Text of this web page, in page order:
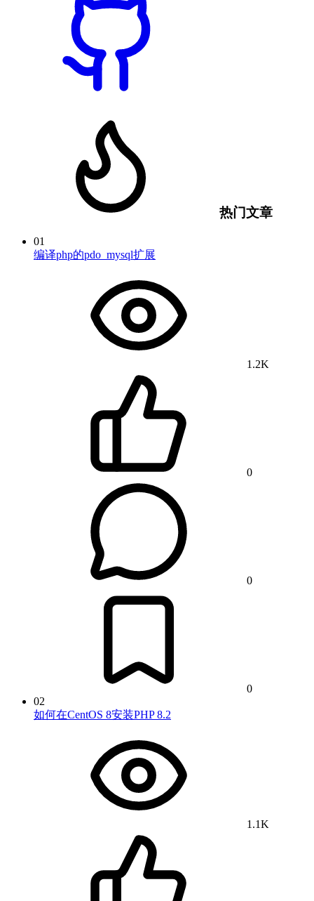
热门文章
01
编译php的pdo_mysql扩展
1.2K
0
0
0
02
如何在CentOS 8安装PHP 8.2
1.1K